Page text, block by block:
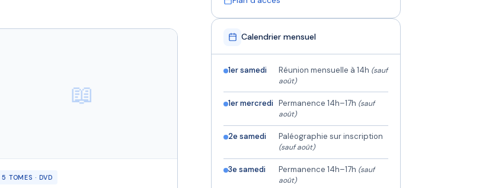
📖
5 TOMES · DVD
Calendrier mensuel
1er samedi Réunion mensuelle à 14h (sauf
août)
1er mercredi Permanence 14h–17h (sauf
août)
2e samedi Paléographie sur inscription
(sauf août)
3e samedi Permanence 14h–17h (sauf
août)